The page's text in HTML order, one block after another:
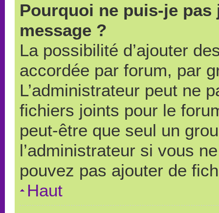
Pourquoi ne puis-je
message ?
La possibilité d’ajouter
accordée par forum, par
L’administrateur peut ne
fichiers joints pour le
peut-être que seul un
l’administrateur si vous
pouvez pas ajouter de
Haut